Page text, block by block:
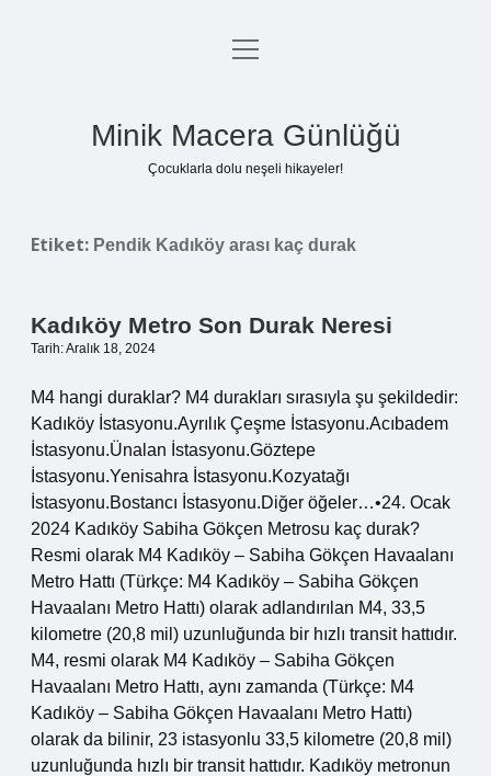
Anasayfa
menüyü
Minik Macera Günlüğü
Çocuklarla dolu neşeli hikayeler!
Etiket: Pendik Kadıköy arası kaç durak
Kadıköy Metro Son Durak Neresi
Tarih: Aralık 18, 2024
M4 hangi duraklar? M4 durakları sırasıyla şu şekildedir:
Kadıköy İstasyonu.Ayrılık Çeşme İstasyonu.Acıbadem
İstasyonu.Ünalan İstasyonu.Göztepe
İstasyonu.Yenisahra İstasyonu.Kozyatağı
İstasyonu.Bostancı İstasyonu.Diğer öğeler…•24. Ocak
2024 Kadıköy Sabiha Gökçen Metrosu kaç durak?
Resmi olarak M4 Kadıköy – Sabiha Gökçen Havaalanı
Metro Hattı (Türkçe: M4 Kadıköy – Sabiha Gökçen
Havaalanı Metro Hattı) olarak adlandırılan M4, 33,5
kilometre (20,8 mil) uzunluğunda bir hızlı transit hattıdır.
M4, resmi olarak M4 Kadıköy – Sabiha Gökçen
Havaalanı Metro Hattı, aynı zamanda (Türkçe: M4
Kadıköy – Sabiha Gökçen Havaalanı Metro Hattı)
olarak da bilinir, 23 istasyonlu 33,5 kilometre (20,8 mil)
uzunluğunda hızlı bir transit hattıdır. Kadıköy metronun